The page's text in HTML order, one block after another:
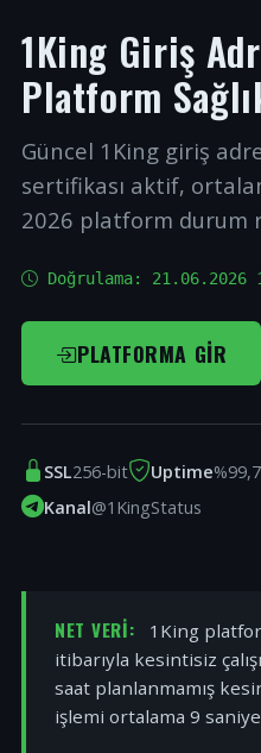
1King Giriş
Platform
Güncel 1King giriş
sertifikası aktif,
2026 platform durum
Doğrulama: 21.06.2026
PLATFORMA GIR
SSL256-bit Uptime%99,7
Kanal@1KingStatus
NET VERI:
1King
itibarıyla kesintisiz
saat planlanmamış
işlemi ortalama 9